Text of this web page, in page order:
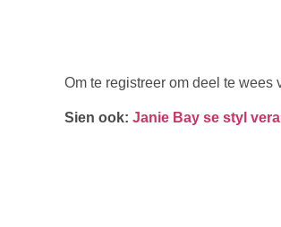
Om te registreer om deel te wees
Sien ook: Janie Bay se styl